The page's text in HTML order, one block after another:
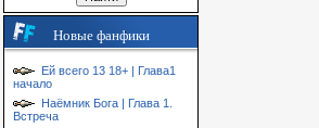
Новые фанфики
Ей всего 13 18+ | Глава1
начало
Наёмник Бога | Глава 1.
Встреча